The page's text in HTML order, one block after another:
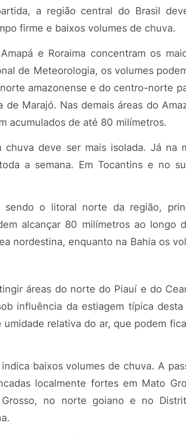
a região central do Brasil
firme e baixos volumes de chuva.
e Roraima concentram os
de Meteorologia, os volumes
amazonense e do centro-norte
Marajó. Nas demais áreas do
acumulados de até 80 milímetros.
deve ser mais isolada. Já na
a semana. Em Tocantins e no
o litoral norte da região,
alcançar 80 milímetros ao longo
nordestina, enquanto na Bahia os
áreas do norte do Piauí e do
influência da estiagem típica
relativa do ar, que podem
baixos volumes de chuva. A
localmente fortes em Mato
no norte goiano e no